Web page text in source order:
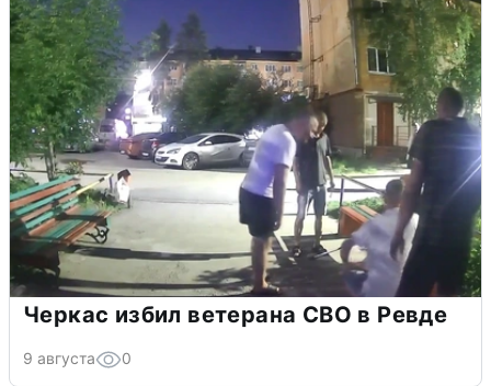
Черкас избил ветерана СВО в Ревде
9 августа 0